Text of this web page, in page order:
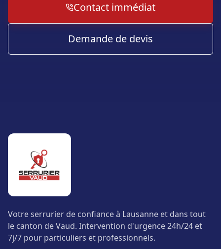
Contact immédiat
Demande de devis
Votre serrurier de confiance à Lausanne et dans tout
le canton de Vaud. Intervention d'urgence 24h/24 et
7j/7 pour particuliers et professionnels.